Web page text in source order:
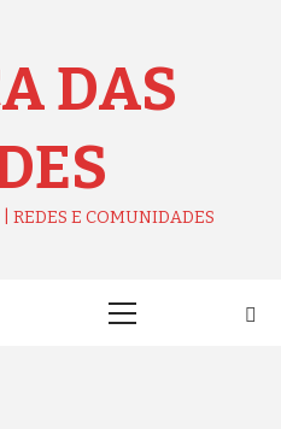
DAS
REDES E COMUNIDADES